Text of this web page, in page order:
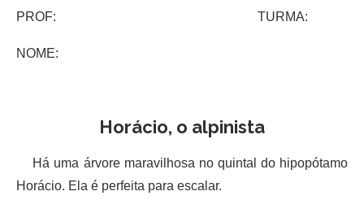
PROF: TURMA:
NOME:
Horácio, o alpinista
Há uma árvore maravilhosa no quintal do hipopótamo
Horácio. Ela é perfeita para escalar.